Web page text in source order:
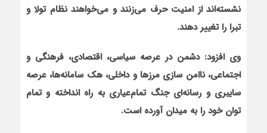
نشسته‌اند از امنیت حرف می‌زنند و می‌خواهند نظام تولا و
تبرا را تغییر دهند.
وی افزود: دشمن در عرصه سیاسی، اقتصادی، فرهنگی و
اجتماعی، ناامن سازی مرزها و داخلی، هک سامانه‌ها، عرصه
سایبری و رسانه‌ای جنگ تمام‌عیاری به راه انداخته و تمام
توان خود را به میدان آورده است.